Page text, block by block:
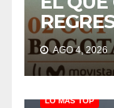
AGO 4, 2026
LO MÁS TOP